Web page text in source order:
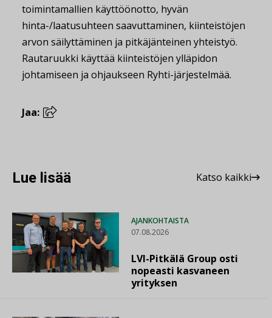
toimintamallien käyttöönotto, hyvän
hinta-/laatusuhteen saavuttaminen, kiinteistöjen
arvon säilyttäminen ja pitkäjänteinen yhteistyö.
Rautaruukki käyttää kiinteistöjen ylläpidon
johtamiseen ja ohjaukseen Ryhti-järjestelmää.
Jaa:
Lue lisää Katso kaikki
AJANKOHTAISTA
07.08.2026
LVI-Pitkälä Group osti
nopeasti kasvaneen
yrityksen